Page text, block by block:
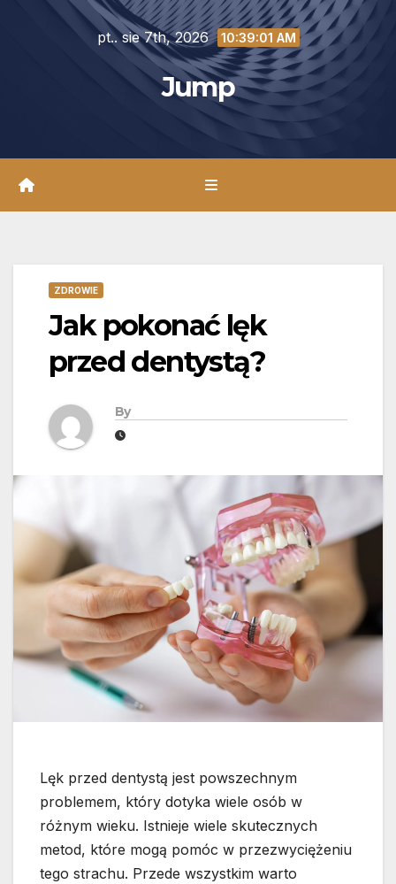
pt.. sie 7th, 2026 10:39:03 AM
Jump
ZDROWIE
Jak pokonać lęk
przed dentystą?
By
Lęk przed dentystą jest powszechnym
problemem, który dotyka wiele osób w
różnym wieku. Istnieje wiele skutecznych
metod, które mogą pomóc w przezwyciężeniu
tego strachu. Przede wszystkim warto